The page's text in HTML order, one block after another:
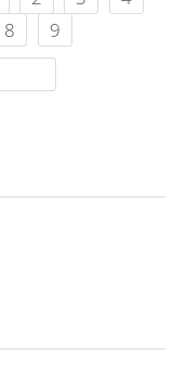
8
9